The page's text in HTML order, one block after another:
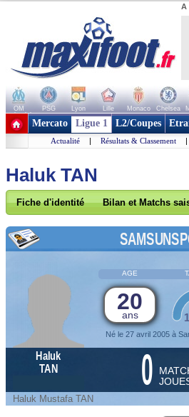
A
OM PSG Lyon Lille Monaco Chelsea
+ de clubs
Mercato Ligue 1 L2/Coupes
Actualité | Résultats & Classement |
Haluk TAN
Fiche d'identité Bilan et Matchs
AGE
20
ans
Né le 27 avril 2005 à
Haluk
TAN
0
Haluk Mustafa TAN